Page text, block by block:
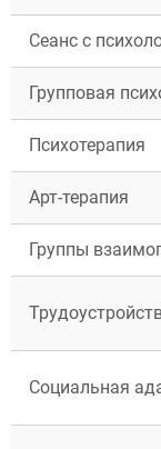
Сеанс с
Групповая
Психотерапия
Арт-терапия
Группы
Социальная
Москва
Воскресенск
Дубна